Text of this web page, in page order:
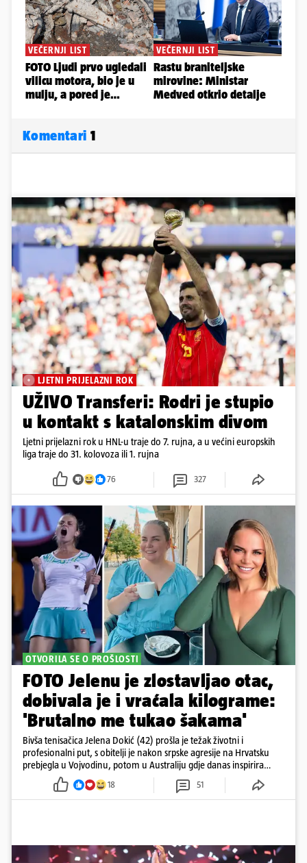
Komentari 1
LJETNI PRIJELAZNI ROK
UŽIVO Transferi: Rodri je stupio
u kontakt s katalonskim divom
Ljetni prijelazni rok u HNL-u traje do 7. rujna, a u većini europskih
liga traje do 31. kolovoza ili 1. rujna
76 327
OTVORILA SE O PROŠLOSTI
FOTO Jelenu je zlostavljao otac,
dobivala je i vraćala kilograme:
'Brutalno me tukao šakama'
Bivša tenisačica Jelena Dokić (42) prošla je težak životni i
profesionalni put, s obitelji je nakon srpske agresije na Hrvatsku
prebjegla u Vojvodinu, potom u Australiju gdje danas inspirira
18 51